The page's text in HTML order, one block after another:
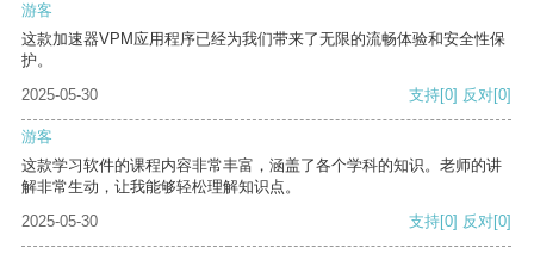
游客
这款加速器VPM应用程序已经为我们带来了无限的流畅体验和安全性保
护。
2025-05-30
支持[0] 反对[0]
游客
这款学习软件的课程内容非常丰富，涵盖了各个学科的知识。老师的讲
解非常生动，让我能够轻松理解知识点。
2025-05-30
支持[0] 反对[0]